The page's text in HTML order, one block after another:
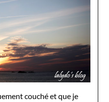
couché et que je